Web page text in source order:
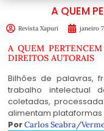
A QUEM
Revista Xapuri janeiro
A QUEM
DIREITOS AUTORAIS
Bilhões de palavras,
trabalho intelectual
coletadas,
alimentam plataformas
PorCarlos Seabra/